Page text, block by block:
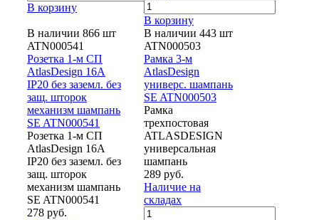
В корзину
В корзину
В наличии 866 шт
ATN000541
Розетка 1-м СП
AtlasDesign 16А
IP20 без заземл. без
защ. шторок
механизм шампань
SE ATN000541
Розетка 1-м СП
AtlasDesign 16А
IP20 без заземл. без
защ. шторок
механизм шампань
SE ATN000541
278 руб.
В наличии 443 шт
ATN000503
Рамка 3-м
AtlasDesign
универс. шампань
SE ATN000503
Рамка
трехпостовая
ATLASDESIGN
универсальная
шампань
289 руб.
Наличие на
складах